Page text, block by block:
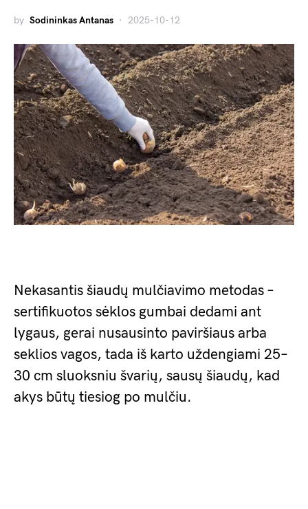
by Sodininkas Antanas 2025-10-12
Nekasantis šiaudų mulčiavimo metodas –
sertifikuotos sėklos gumbai dedami ant
lygaus, gerai nusausinto paviršiaus arba
seklios vagos, tada iš karto uždengiami 25–
30 cm sluoksniu švarių, sausų šiaudų, kad
akys būtų tiesiog po mulčiu.